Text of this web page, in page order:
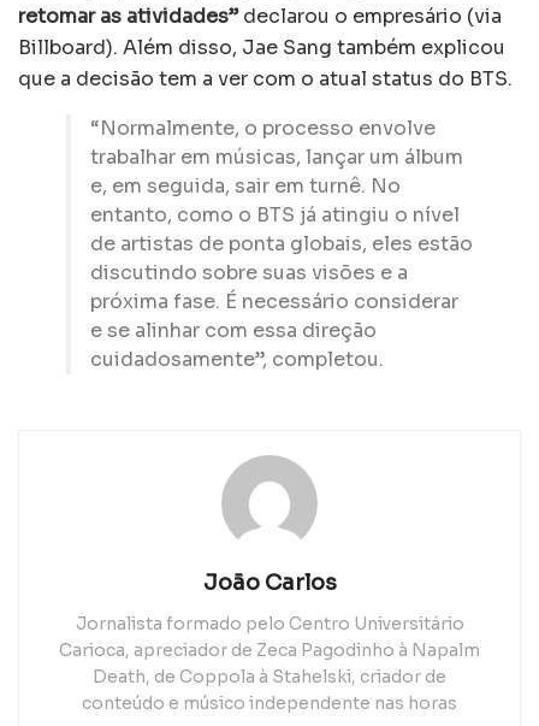
retomar as atividades”declarou o empresário (via
Billboard). Além disso, Jae Sang também explicou
que a decisão tem a ver com o atual status do BTS.
“Normalmente, o processo envolve
trabalhar em músicas, lançar um álbum
e, em seguida, sair em turnê. No
entanto, como o BTS já atingiu o nível
de artistas de ponta globais, eles estão
discutindo sobre suas visões e a
próxima fase. É necessário considerar
e se alinhar com essa direção
cuidadosamente”, completou.
João Carlos
Jornalista formado pelo Centro Universitário
Carioca, apreciador de Zeca Pagodinho à Napalm
Death, de Coppola à Stahelski, criador de
conteúdo e músico independente nas horas